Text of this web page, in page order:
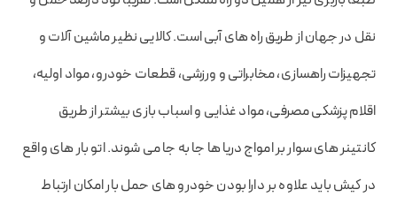
نقل در جهان از طریق راه های آبی است. کالایی نظیر ماشین آلات و
تجهیزات راهسازی، مخابراتی و ورزشی، قطعات خودرو، مواد اولیه،
اقلام پزشکی مصرفی، مواد غذایی و اسباب بازی بیشتر از طریق
کانتینر های سوار بر امواج دریا ها جا به جا می شوند. اتو بار های واقع
در کیش باید علاوه بر دارا بودن خودرو های حمل بار امکان ارتباط